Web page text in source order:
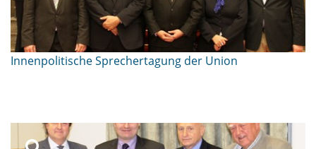
Innenpolitische Sprechertagung der Union